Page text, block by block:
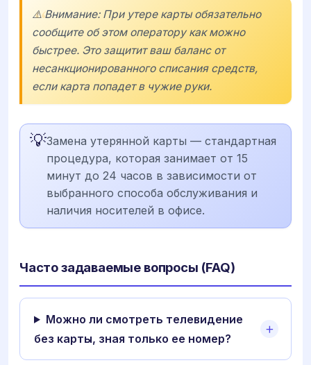
⚠️ Внимание: При утере карты обязательно
сообщите об этом оператору как можно
быстрее. Это защитит ваш баланс от
несанкционированного списания средств,
если карта попадет в чужие руки.
💡Замена утерянной карты — стандартная
процедура, которая занимает от 15
минут до 24 часов в зависимости от
выбранного способа обслуживания и
наличия носителей в офисе.
Часто задаваемые вопросы (FAQ)
Можно ли смотреть телевидение
без карты, зная только ее номер?